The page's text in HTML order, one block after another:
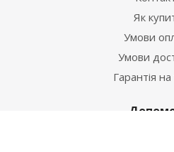
Як
Умови
Умови
Гарантія